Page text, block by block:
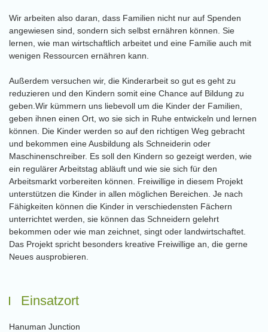
Wir arbeiten also daran, dass Familien nicht nur auf Spenden
angewiesen sind, sondern sich selbst ernähren können. Sie
lernen, wie man wirtschaftlich arbeitet und eine Familie auch mit
wenigen Ressourcen ernähren kann.
Außerdem versuchen wir, die Kinderarbeit so gut es geht zu
reduzieren und den Kindern somit eine Chance auf Bildung zu
geben.Wir kümmern uns liebevoll um die Kinder der Familien,
geben ihnen einen Ort, wo sie sich in Ruhe entwickeln und lernen
können. Die Kinder werden so auf den richtigen Weg gebracht
und bekommen eine Ausbildung als Schneiderin oder
Maschinenschreiber. Es soll den Kindern so gezeigt werden, wie
ein regulärer Arbeitstag abläuft und wie sie sich für den
Arbeitsmarkt vorbereiten können. Freiwillige in diesem Projekt
unterstützen die Kinder in allen möglichen Bereichen. Je nach
Fähigkeiten können die Kinder in verschiedensten Fächern
unterrichtet werden, sie können das Schneidern gelehrt
bekommen oder wie man zeichnet, singt oder landwirtschaftet.
Das Projekt spricht besonders kreative Freiwillige an, die gerne
Neues ausprobieren.
Einsatzort
Hanuman Junction